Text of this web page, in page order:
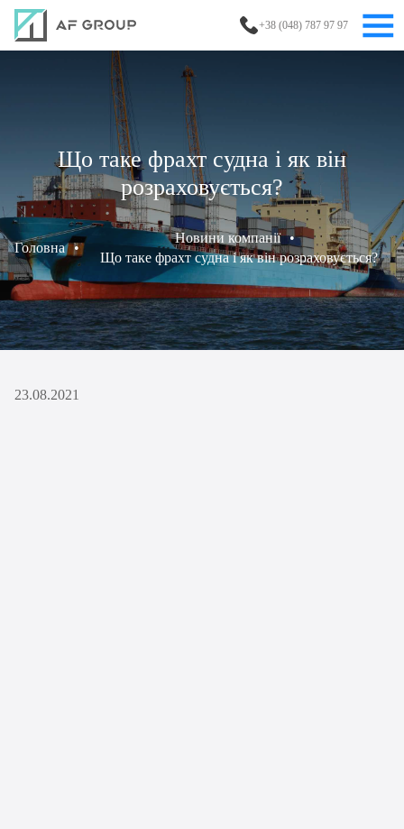
+38 (048) 787 97 97
Що таке фрахт судна і як він
розраховується?
Головна •
Новини компанії •
Що таке фрахт судна і як він розраховується?
23.08.2021